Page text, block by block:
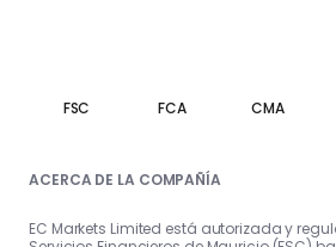
FSC FCA CMA
ACERCA DE LA COMPAÑÍA
EC Markets Limited está autorizada y